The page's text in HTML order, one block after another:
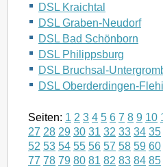
DSL Kraichtal
DSL Graben-Neudorf
DSL Bad Schönborn
DSL Philippsburg
DSL Bruchsal-
DSL Oberderdingen-
Seiten: 1 2 3 4 5 6 7 8 9 10
27 28 29 30 31 32 33 34 35
52 53 54 55 56 57 58 59 60
77 78 79 80 81 82 83 84 85